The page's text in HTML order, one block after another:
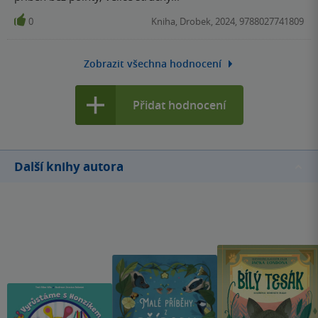
0 Kniha, Drobek, 2024, 9788027741809
Zobrazit všechna hodnocení
Přidat hodnocení
Další knihy autora